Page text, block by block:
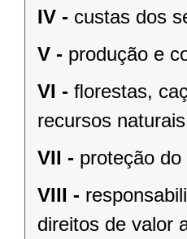
IV - custas dos
V - produção e
VI - ﬂorestas,
recursos
VII - proteção
VIII -
direitos de valor